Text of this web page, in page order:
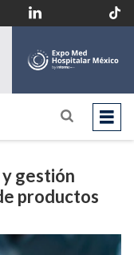
gestión
productos